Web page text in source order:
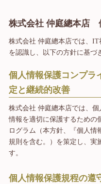
株式会社 仲庭總本店
株式会社 仲庭總本店では、
を認識し、以下の方針に基づ
個人情報保護コンプラ
定と継続的改善
株式会社 仲庭總本店では、
情報を適切に保護するための
ログラム（本方針、『個人情
規則を含む。）を策定し、実
す。
個人情報保護規程の遵